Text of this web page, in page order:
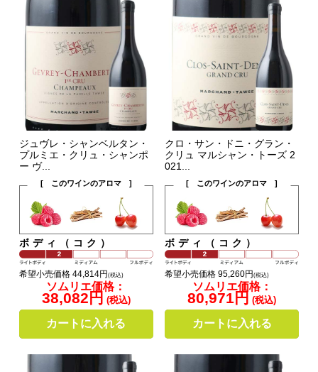
ジュヴレ・シャンベルタン・
プルミエ・クリュ・シャンポ
ー ヴ...
[ このワインのアロマ ]
ボディ（コク）
希望小売価格 44,814円 (税込)
ソムリエ価格：
38,082円 (税込)
カートに入れる
クロ・サン・ドニ・グラン・
クリュ マルシャン・トーズ 2
021...
[ このワインのアロマ ]
ボディ（コク）
希望小売価格 95,260円(税込)
ソムリエ価格：
80,971円 (税込)
カートに入れる